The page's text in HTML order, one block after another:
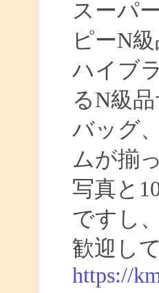
スーパ
ピーN
ハイブ
るN級
バッグ
ムが揃
写真と
ですし
歓迎し
https://